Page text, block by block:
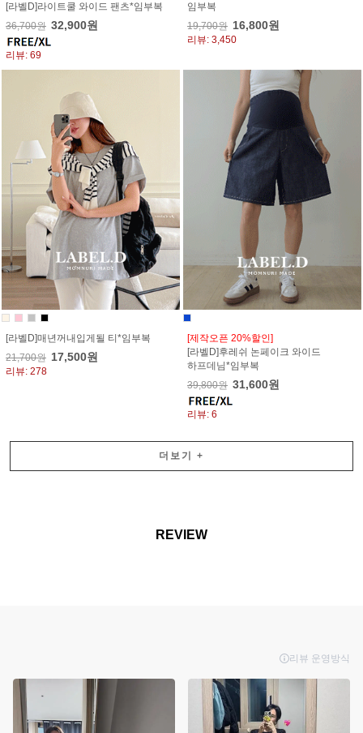
[라벨D]라이트쿨 와이드 팬츠*임부복
36,700원 32,900원
리뷰: 69
임부복
19,700원 16,800원
리뷰: 3,450
[라벨D]매년꺼내입게될 티*임부복
21,700원 17,500원
리뷰: 278
[제작오픈 20%할인]
[라벨D]후레쉬 논페이크 와이드
하프데님*임부복
39,800원 31,600원
리뷰: 6
더보기 +
REVIEW